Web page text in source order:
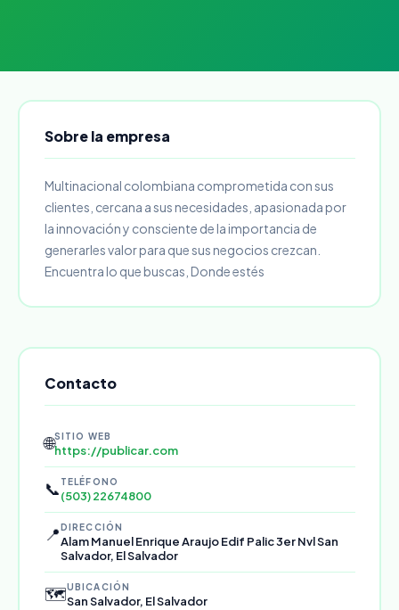
Sobre la empresa
Multinacional colombiana comprometida con sus
clientes, cercana a sus necesidades, apasionada por
la innovación y consciente de la importancia de
generarles valor para que sus negocios crezcan.
Encuentra lo que buscas, Donde estés
Contacto
🌐SITIO WEB
https://publicar.com
📞 TELÉFONO
(503) 22674800
📍DIRECCIÓN
Alam Manuel Enrique Araujo Edif Palic 3er Nvl San
Salvador, El Salvador
🗺️UBICACIÓN
San Salvador, El Salvador